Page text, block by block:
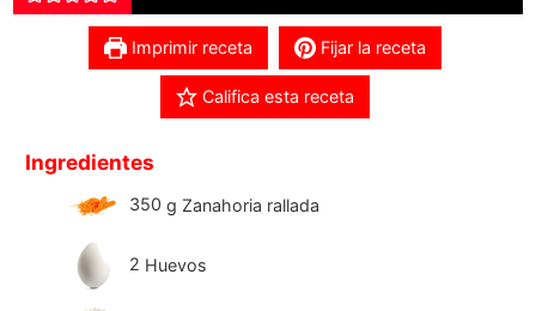
Imprimir receta Fijar la receta
Califica esta receta
Ingredientes
350 g Zanahoria rallada
2 Huevos